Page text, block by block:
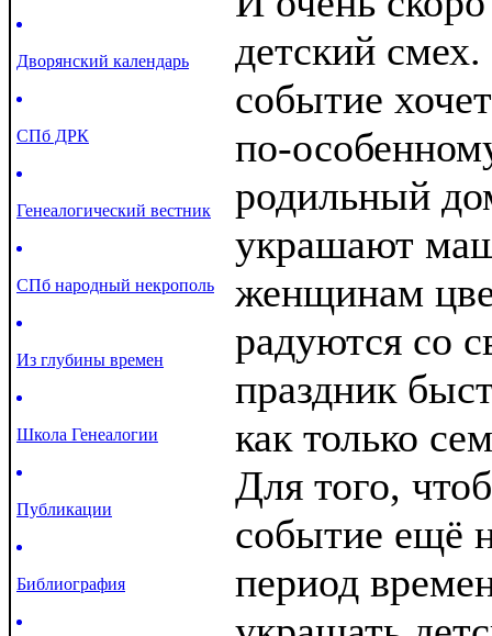
Дворянский календарь
СПб ДРК
Генеалогический вестник
СПб народный некрополь
Из глубины времен
Школа Генеалогии
Публикации
Библиография
детский
событие
по-
родильный
украшают
женщинам
радуются со
праздник
как только
Для того,
событие ещё
период